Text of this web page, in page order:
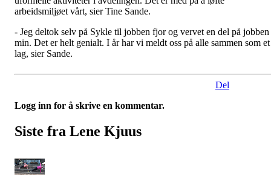
arbeidsmiljøet vårt, sier Tine Sande.
- Jeg deltok selv på Sykle til jobben fjor og vervet en del på jobben
min. Det er helt genialt. I år har vi meldt oss på alle sammen som et
lag, sier Sande.
Del
Logg inn for å skrive en kommentar.
Siste fra Lene Kjuus